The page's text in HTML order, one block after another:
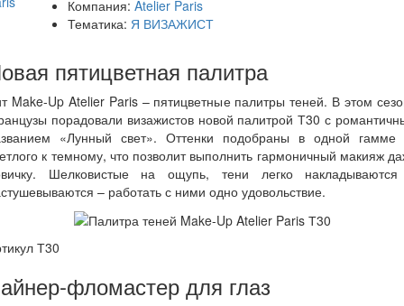
Компания: Atelier Paris
Тематика: Я ВИЗАЖИСТ
пятицветная палитра
Make-Up Atelier Paris – пятицветные палитры теней. В этом
порадовали визажистов новой палитрой Т30 с
«Лунный свет». Оттенки подобраны в одной гамме
к темному, что позволит выполнить гармоничный макияж
Шелковистые на ощупь, тени легко
– работать с ними одно удовольствие.
Т30
фломастер для глаз